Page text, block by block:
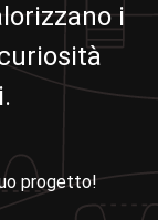
i
progetto!